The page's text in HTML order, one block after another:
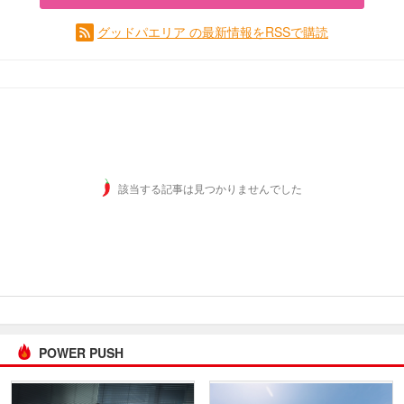
グッドパエリア の最新情報をRSSで購読
該当する記事は見つかりませんでした
POWER PUSH